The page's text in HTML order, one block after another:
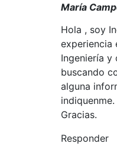
María
Hola , soy
experiencia
Ingeniería y
buscando
alguna
indiquenme.
Gracias.
Responder